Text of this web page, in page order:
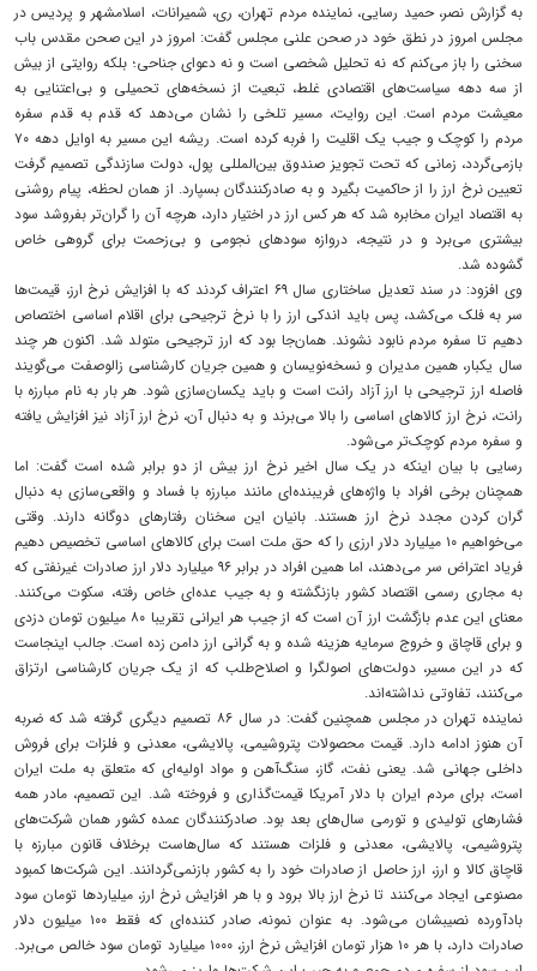
به گزارش نصر، حمید رسایی، نماینده مردم تهران، ری، شمیرانات، اسلامشهر و پردیس در
مجلس امروز در نطق خود در صحن علنی مجلس گفت: امروز در این صحن مقدس باب
سخنی را باز می‌کنم که نه تحلیل شخصی است و نه دعوای جناحی؛ بلکه روایتی از بیش
از سه دهه سیاست‌های اقتصادی غلط، تبعیت از نسخه‌های تحمیلی و بی‌اعتنایی به
معیشت مردم است. این روایت، مسیر تلخی را نشان می‌دهد که قدم به قدم سفره
مردم را کوچک و جیب یک اقلیت را فربه کرده است. ریشه این مسیر به اوایل دهه ۷۰
بازمی‌گردد، زمانی که تحت تجویز صندوق بین‌المللی پول، دولت سازندگی تصمیم گرفت
تعیین نرخ ارز را از حاکمیت بگیرد و به صادرکنندگان بسپارد. از همان لحظه، پیام روشنی
به اقتصاد ایران مخابره شد که هر کس ارز در اختیار دارد، هرچه آن را گران‌تر بفروشد سود
بیشتری می‌برد و در نتیجه، دروازه سودهای نجومی و بی‌زحمت برای گروهی خاص
گشوده شد.
وی افزود: در سند تعدیل ساختاری سال ۶۹ اعتراف کردند که با افزایش نرخ ارز، قیمت‌ها
سر به فلک می‌کشد، پس باید اندکی ارز را با نرخ ترجیحی برای اقلام اساسی اختصاص
دهیم تا سفره مردم نابود نشوند. همان‌جا بود که ارز ترجیحی متولد شد. اکنون هر چند
سال یکبار، همین مدیران و نسخه‌نویسان و همین جریان کارشناسی زالوصفت می‌گویند
فاصله ارز ترجیحی با ارز آزاد رانت است و باید یکسان‌سازی شود. هر بار به نام مبارزه با
رانت، نرخ ارز کالاهای اساسی را بالا می‌برند و به دنبال آن، نرخ ارز آزاد نیز افزایش یافته
و سفره مردم کوچک‌تر می‌شود.
رسایی با بیان اینکه در یک سال اخیر نرخ ارز بیش از دو برابر شده است گفت: اما
همچنان برخی افراد با واژه‌های فریبنده‌ای مانند مبارزه با فساد و واقعی‌سازی به دنبال
گران کردن مجدد نرخ ارز هستند. بانیان این سخنان رفتارهای دوگانه دارند. وقتی
می‌خواهیم ۱۰ میلیارد دلار ارزی را که حق ملت است برای کالاهای اساسی تخصیص دهیم
فریاد اعتراض سر می‌دهند، اما همین افراد در برابر ۹۶ میلیارد دلار ارز صادرات غیرنفتی که
به مجاری رسمی اقتصاد کشور بازنگشته و به جیب عده‌ای خاص رفته، سکوت می‌کنند.
معنای این عدم بازگشت ارز آن است که از جیب هر ایرانی تقریبا ۸۰ میلیون تومان دزدی
و برای قاچاق و خروج سرمایه هزینه شده و به گرانی ارز دامن زده است. جالب اینجاست
که در این مسیر، دولت‌های اصولگرا و اصلاح‌طلب که از یک جریان کارشناسی ارتزاق
می‌کنند، تفاوتی نداشته‌اند.
نماینده تهران در مجلس همچنین گفت: در سال ۸۶ تصمیم دیگری گرفته شد که ضربه
آن هنوز ادامه دارد. قیمت محصولات پتروشیمی، پالایشی، معدنی و فلزات برای فروش
داخلی جهانی شد. یعنی نفت، گاز، سنگ‌آهن و مواد اولیه‌ای که متعلق به ملت ایران
است، برای مردم ایران با دلار آمریکا قیمت‌گذاری و فروخته شد. این تصمیم، مادر همه
فشارهای تولیدی و تورمی سال‌های بعد بود. صادرکنندگان عمده کشور همان شرکت‌های
پتروشیمی، پالایشی، معدنی و فلزات هستند که سال‌هاست برخلاف قانون مبارزه با
قاچاق کالا و ارز، ارز حاصل از صادرات خود را به کشور بازنمی‌گردانند. این شرکت‌ها کمبود
مصنوعی ایجاد می‌کنند تا نرخ ارز بالا برود و با هر افزایش نرخ ارز، میلیاردها تومان سود
بادآورده نصیبشان می‌شود. به‌ عنوان نمونه، صادر کننده‌ای که فقط ۱۰۰ میلیون دلار
صادرات دارد، با هر ۱۰ هزار تومان افزایش نرخ ارز، ۱۰۰۰ میلیارد تومان سود خالص می‌برد.